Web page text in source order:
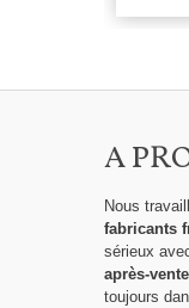
A
Nous
fabricants
sérieux
après-vente
toujours